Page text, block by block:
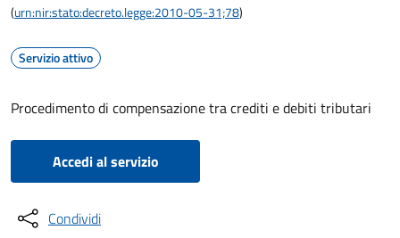
(urn:nir:stato:decreto.legge:2010-05-31;78)
Servizio attivo
Procedimento di compensazione tra crediti e debiti tributari
Accedi al servizio
Condividi